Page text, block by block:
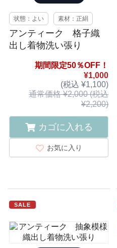
状態：よい 素材：正絹
アンティーク 格子織
出し着物洗い張り
期間限定50％OFF！
¥1,000
(税込 ¥1,100)
通常価格 ¥2,000 (税込
¥2,200)
カゴに入れる
お気に入り
SALE